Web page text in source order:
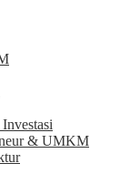
& UMKM